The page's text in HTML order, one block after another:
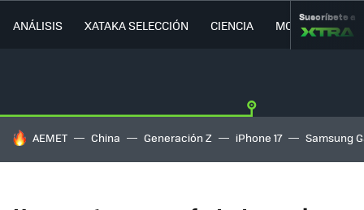
ANÁLISIS XATAKA SELECCIÓN CIENCIA MOVILIDAD
Suscríbete a
HOY SE HABLA DE
AEMET China Generación Z iPhone 17 Samsung